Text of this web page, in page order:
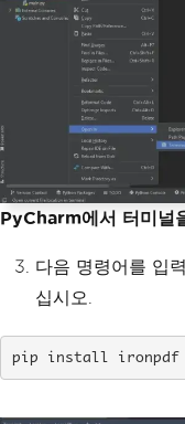
PyCharm에서 터미널
다음 명령어를 입
십시오.
pip install ironpdf